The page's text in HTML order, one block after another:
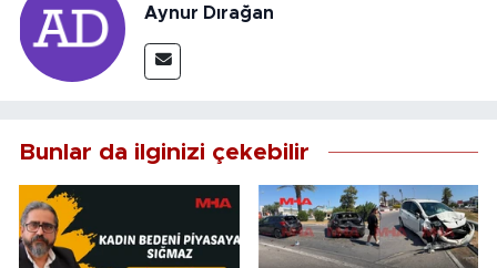
Aynur Dırağan
Bunlar da ilginizi çekebilir